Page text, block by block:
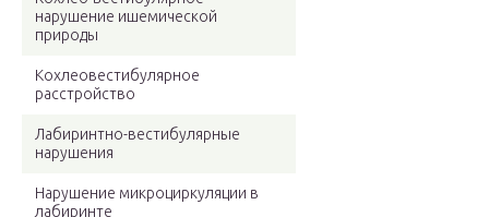
нарушение ишемической
природы
Кохлеовестибулярное
расстройство
Лабиринтно-вестибулярные
нарушения
Нарушение микроциркуляции в
лабиринте